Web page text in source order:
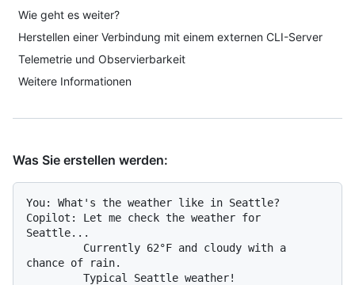
Wie geht es weiter?
Herstellen einer Verbindung mit einem externen CLI-Server
Telemetrie und Observierbarkeit
Weitere Informationen
Was Sie erstellen werden:
You: What's the weather like in Seattle?
Copilot: Let me check the weather for
Seattle...
chance of rain.